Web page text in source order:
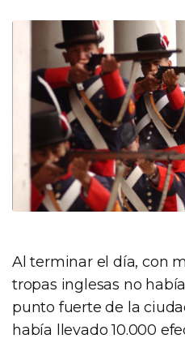
Al terminar el día, con
tropas inglesas no
punto fuerte de la
había llevado 10.000